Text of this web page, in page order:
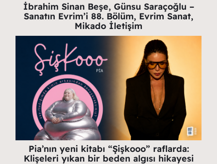
İbrahim Sinan Beşe, Günsu Saraçoğlu –
Sanatın Evrim’i 88. Bölüm, Evrim Sanat,
Mikado İletişim
Pia’nın yeni kitabı “Şişkooo” raflarda:
Klişeleri yıkan bir beden algısı hikayesi